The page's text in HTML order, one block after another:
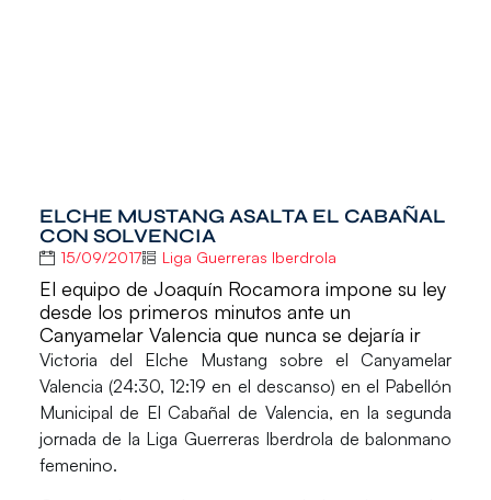
ELCHE MUSTANG ASALTA EL CABAÑAL
CON SOLVENCIA
15/09/2017 Liga Guerreras Iberdrola
El equipo de Joaquín Rocamora impone su ley
desde los primeros minutos ante un
Canyamelar Valencia que nunca se dejaría ir
Victoria del Elche Mustang sobre elCanyamelar
Valencia (24:30, 12:19 en el descanso) en el Pabellón
Municipal de El Cabañal de Valencia, en la segunda
jornada de la Liga Guerreras Iberdrola de balonmano
femenino.